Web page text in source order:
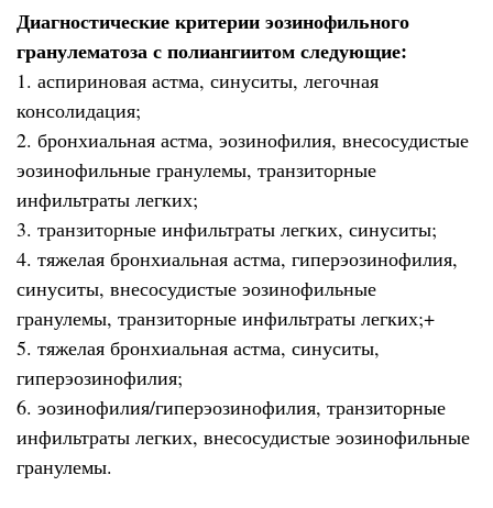
Диагностические критерии эозинофильного
гранулематоза с полиангиитом следующие:
1. аспириновая астма, синуситы, легочная
консолидация;
2. бронхиальная астма, эозинофилия, внесосудистые
эозинофильные гранулемы, транзиторные
инфильтраты легких;
3. транзиторные инфильтраты легких, синуситы;
4. тяжелая бронхиальная астма, гиперэозинофилия,
синуситы, внесосудистые эозинофильные
гранулемы, транзиторные инфильтраты легких;+
5. тяжелая бронхиальная астма, синуситы,
гиперэозинофилия;
6. эозинофилия/гиперэозинофилия, транзиторные
инфильтраты легких, внесосудистые эозинофильные
гранулемы.